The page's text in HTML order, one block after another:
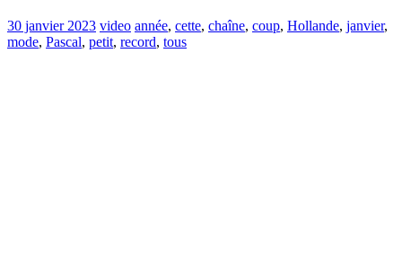
30 janvier 2023 video année, cette, chaîne, coup, Hollande, janvier,
mode, Pascal, petit, record, tous